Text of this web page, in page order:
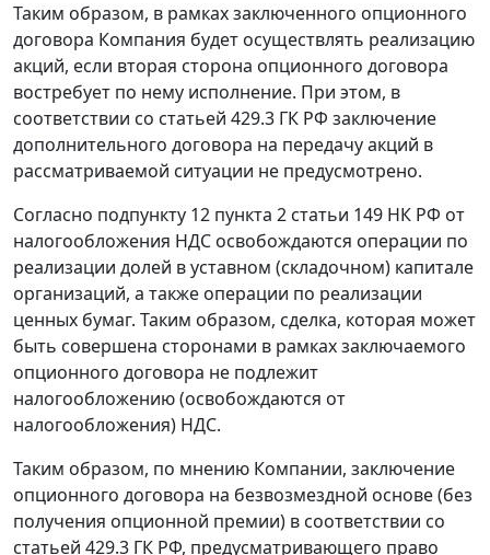
Таким образом, в рамках заключенного опционного
договора Компания будет осуществлять реализацию
акций, если вторая сторона опционного договора
востребует по нему исполнение. При этом, в
соответствии со статьей 429.3 ГК РФ заключение
дополнительного договора на передачу акций в
рассматриваемoй ситуации не предусмотрено.
Согласно подпункту 12 пункта 2 статьи 149 НК РФ от
налогообложения НДС освобождаются операции по
реализации долей в уставном (складочном) капитале
организаций, а также операции по реализации
ценных бумаг. Таким образом, сделка, которая может
быть совершена сторонами в рамках заключаемого
опционного договора не подлежит
налогообложению (освобождаются от
налогообложения) НДС.
Таким образом, по мнению Компании, заключение
опционного договора на безвозмездной основе (без
получения опционной премии) в соответствии со
статьей 429.3 ГК РФ, предусматривающего право